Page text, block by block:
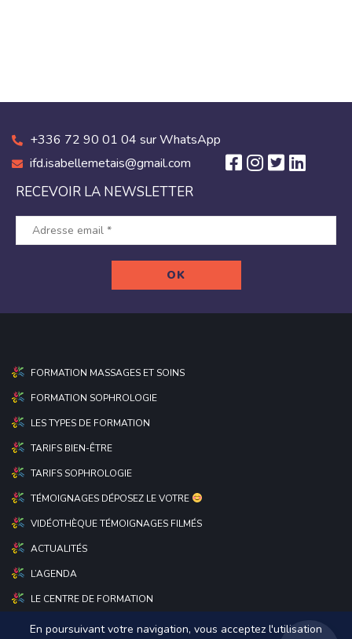
+336 72 90 01 04 sur WhatsApp
ifd.isabellemetais@gmail.com
RECEVOIR LA NEWSLETTER
FORMATION MASSAGES ET SOINS
FORMATION SOPHROLOGIE
LES TYPES DE FORMATION
TARIFS BIEN-ÊTRE
TARIFS SOPHROLOGIE
TÉMOIGNAGES DÉPOSEZ LE VOTRE
VIDÉOTHÈQUE TÉMOIGNAGES FILMÉS
ACTUALITÉS
L’AGENDA
LE CENTRE DE FORMATION
En poursuivant votre navigation, vous acceptez l'utilisation